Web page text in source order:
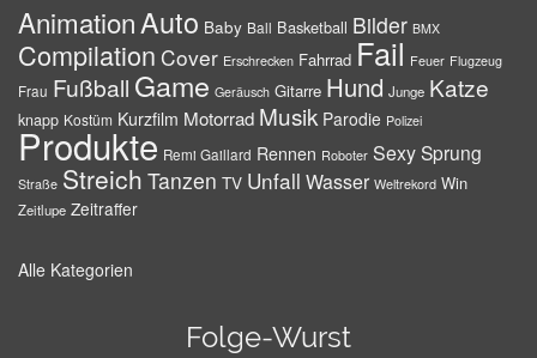
AnimationAuto Baby Ball Basketball Bilder BMX
Compilation Cover Erschrecken Fahrrad Fail Feuer Flugzeug
Frau Fußball Game Geräusch Gitarre Hund Junge Katze
knapp Kostüm Kurzfilm Motorrad Musik Parodie Polizei
Produkte Remi Gaillard Rennen Roboter SexySprung
Straße Streich Tanzen TV Unfall Wasser Weltrekord Win
Zeitlupe Zeitraffer
Alle Kategorien
Folge-Wurst